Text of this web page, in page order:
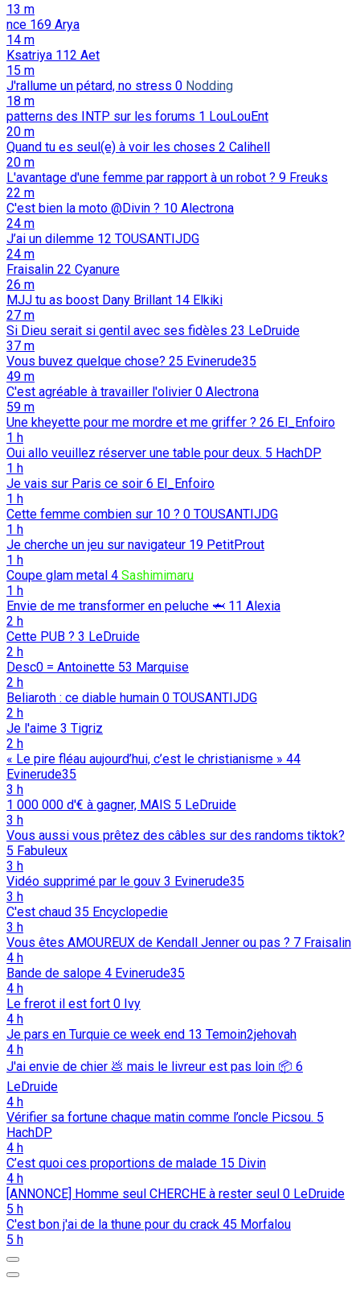
13 m
nce 169 Arya
14 m
Ksatriya 112 Aet
15 m
J'rallume un pétard, no stress 0 Nodding
18 m
patterns des INTP sur les forums 1 LouLouEnt
20 m
Quand tu es seul(e) à voir les choses 2 Calihell
20 m
L'avantage d'une femme par rapport à un robot ? 9 Freuks
22 m
C'est bien la moto @Divin ? 10 Alectrona
24 m
J’ai un dilemme 12 TOUSANTIJDG
24 m
Fraisalin 22 Cyanure
26 m
MJJ tu as boost Dany Brillant 14 Elkiki
27 m
Si Dieu serait si gentil avec ses fidèles 23 LeDruide
37 m
Vous buvez quelque chose? 25 Evinerude35
49 m
C'est agréable à travailler l'olivier 0 Alectrona
59 m
Une kheyette pour me mordre et me griffer ? 26 El_Enfoiro
1 h
Oui allo veuillez réserver une table pour deux. 5 HachDP
1 h
Je vais sur Paris ce soir 6 El_Enfoiro
1 h
Cette femme combien sur 10 ? 0 TOUSANTIJDG
1 h
Je cherche un jeu sur navigateur 19 PetitProut
1 h
Coupe glam metal 4 Sashimimaru
1 h
Envie de me transformer en peluche 🦈 11 Alexia
2 h
Cette PUB ? 3 LeDruide
2 h
Desc0 = Antoinette 53 Marquise
2 h
Beliaroth : ce diable humain 0 TOUSANTIJDG
2 h
Je l'aime 3 Tigriz
2 h
« Le pire fléau aujourd’hui, c’est le christianisme » 44
Evinerude35
3 h
1 000 000 d'€ à gagner, MAIS 5 LeDruide
3 h
Vous aussi vous prêtez des câbles sur des randoms tiktok?
5 Fabuleux
3 h
Vidéo supprimé par le gouv 3 Evinerude35
3 h
C'est chaud 35 Encyclopedie
3 h
Vous êtes AMOUREUX de Kendall Jenner ou pas ? 7 Fraisalin
4 h
Bande de salope 4 Evinerude35
4 h
Le frerot il est fort 0 Ivy
4 h
Je pars en Turquie ce week end 13 Temoin2jehovah
4 h
J'ai envie de chier 💩️ mais le livreur est pas loin 📦️ 6
LeDruide
4 h
Vérifier sa fortune chaque matin comme l’oncle Picsou. 5
HachDP
4 h
C’est quoi ces proportions de malade 15 Divin
4 h
[ANNONCE] Homme seul CHERCHE à rester seul 0 LeDruide
5 h
C'est bon j'ai de la thune pour du crack 45 Morfalou
5 h